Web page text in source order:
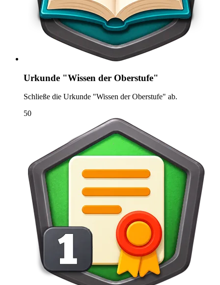
Urkunde "Wissen der Oberstufe"
Schließe die Urkunde "Wissen der Oberstufe" ab.
50